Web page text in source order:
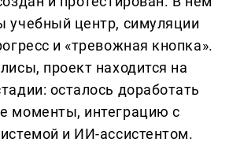
учебный центр, симуляции
и «тревожная кнопка».
проект находится на
осталось доработать
моменты, интеграцию с
и ИИ-ассистентом.